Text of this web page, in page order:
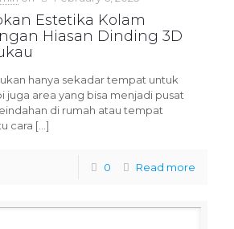
Estetika Kolam
Hiasan Dinding 3D
hanya sekadar tempat untuk
juga area yang bisa menjadi pusat
di rumah atau tempat
cara […]
0 Read more